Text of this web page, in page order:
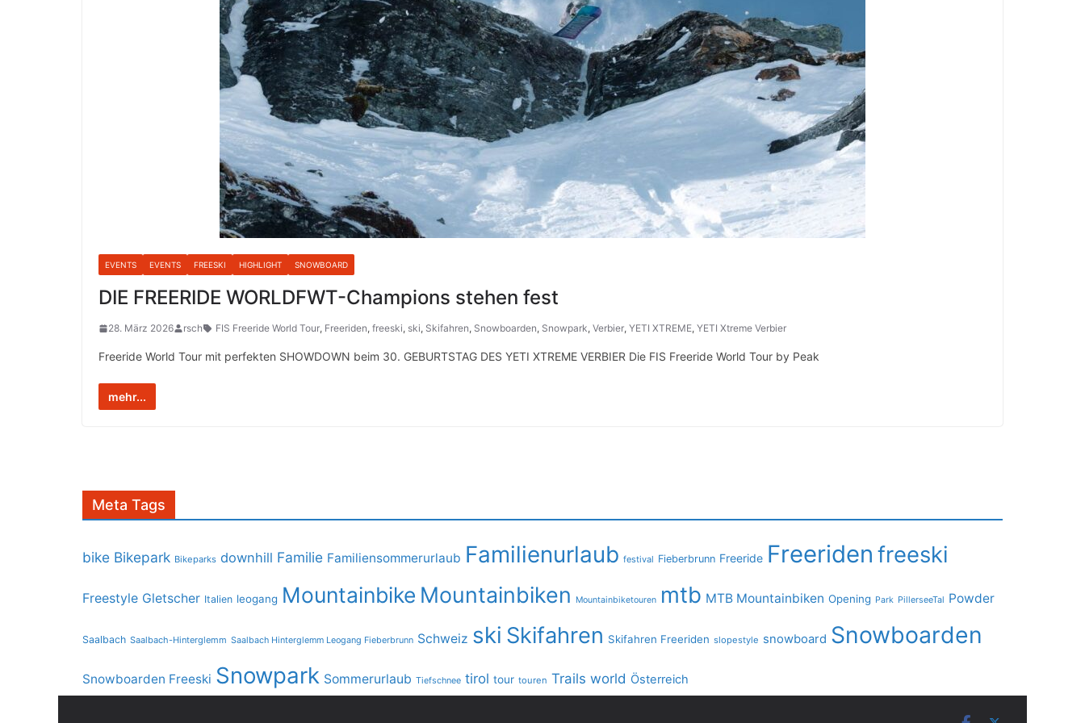
EVENTS EVENTS FREESKI HIGHLIGHT SNOWBOARD
DIE FREERIDE WORLDFWT-Champions stehen fest
28. März 2026 rsch FIS Freeride World Tour, Freeriden, freeski, ski, Skifahren, Snowboarden, Snowpark, Verbier, YETI XTREME, YETI Xtreme Verbier
Freeride World Tour mit perfekten SHOWDOWN beim 30. GEBURTSTAG DES YETI XTREME VERBIER Die FIS Freeride World Tour by Peak
mehr...
Meta Tags
bike Bikepark Bikeparks downhill Familie Familiensommerurlaub Familienurlaub festival Fieberbrunn Freeride Freeriden freeski
Freestyle Gletscher Italien leogang Mountainbike Mountainbiken Mountainbiketouren mtb MTB Mountainbiken Opening Park PillerseeTal Powder
Saalbach Saalbach-Hinterglemm Saalbach Hinterglemm Leogang Fieberbrunn Schweiz ski Skifahren Skifahren Freeriden slopestyle snowboard Snowboarden
Snowboarden Freeski Snowpark Sommerurlaub Tiefschnee tirol tour touren Trails world Österreich